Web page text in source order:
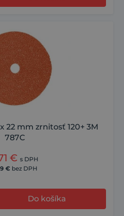
22 mm zrnitosť 120+ 3M
787C
€ s DPH
€ bez DPH
Do košíka